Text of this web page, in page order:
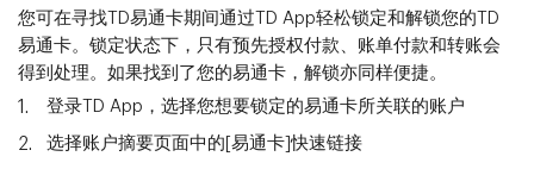
您可在寻找TD易通卡期间通过TD App轻松锁定和解锁您的TD
易通卡。锁定状态下，只有预先授权付款、账单付款和转账会
得到处理。如果找到了您的易通卡，解锁亦同样便捷。
登录TD App，选择您想要锁定的易通卡所关联的账户
选择账户摘要页面中的[易通卡]快速链接